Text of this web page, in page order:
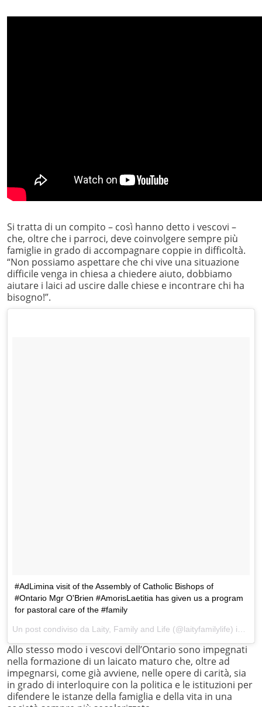
Si tratta di un compito – così hanno detto i vescovi –
che, oltre che i parroci, deve coinvolgere sempre più
famiglie in grado di accompagnare coppie in difficoltà.
“Non possiamo aspettare che chi vive una situazione
difficile venga in chiesa a chiedere aiuto, dobbiamo
aiutare i laici ad uscire dalle chiese e incontrare chi ha
bisogno!”.
#AdLimina visit of the Assembly of Catholic Bishops of
#Ontario Mgr O'Brien #AmorisLaetitia has given us a program
for pastoral care of the #family
Allo stesso modo i vescovi dell’Ontario sono impegnati
nella formazione di un laicato maturo che, oltre ad
impegnarsi, come già avviene, nelle opere di carità, sia
in grado di interloquire con la politica e le istituzioni per
difendere le istanze della famiglia e della vita in una